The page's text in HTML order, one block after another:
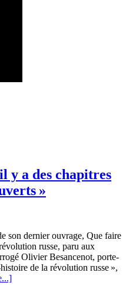
y a des chapitres
»
son dernier ouvrage, Que faire
russe, paru aux
Olivier Besancenot, porte-
de la révolution russe »,